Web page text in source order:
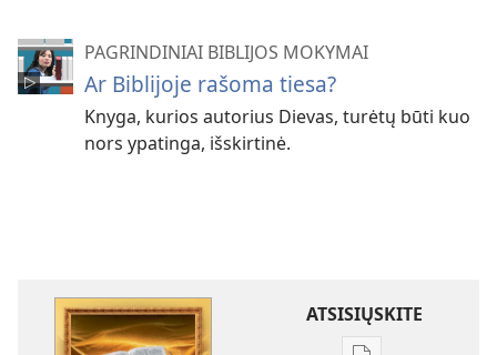
PAGRINDINIAI BIBLIJOS MOKYMAI
Ar Biblijoje rašoma tiesa?
Knyga, kurios autorius Dievas, turėtų būti kuo
nors ypatinga, išskirtinė.
ATSISIŲSKITE